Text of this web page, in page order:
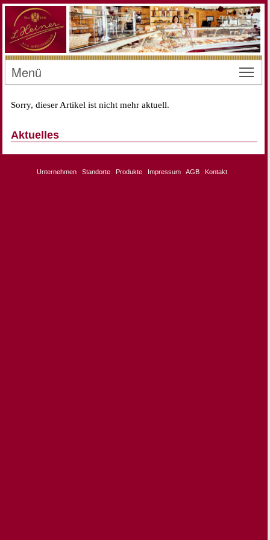
Menü
Sorry, dieser Artikel ist nicht mehr aktuell.
Aktuelles
Unternehmen Standorte Produkte Impressum AGB Kontakt